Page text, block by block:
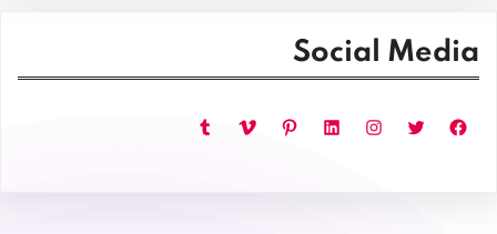
Social Media
فيسبوك تويتر إنستجرام لينكد إن بينتريست فيميو تمبلر